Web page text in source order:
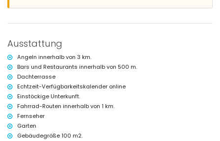
Ausstattung und Dienstleistungen im Mietpreis der Villa
Internet (ADSL)
Rezeptionsservice
Ausstattung und Dienstleistungen gegen Aufpreis
Zentralheizung und Klimaanlage
Unterhaltung und Freizeitaktivitäten für Ihren Urlaub in Moraira,
Costa Blanca
Bar (weniger als 500 Meter vom Haus entfernt)
Theater, Diskothek, Nachtclub und Promenade (weniger als 5
Kilometer vom Haus entfernt)
Ausstattung
Angeln innerhalb von 3 km.
Bars und Restaurants innerhalb von 500 m.
Dachterrasse
Echtzeit-Verfügbarkeitskalender online
Einstöckige Unterkunft.
Fahrrad-Routen innerhalb von 1 km.
Fernseher
Garten
Gebäudegröße 100 m2.